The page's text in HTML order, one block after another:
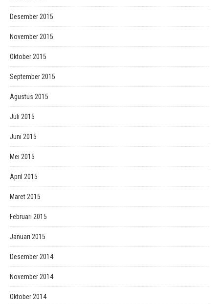
Desember 2015
November 2015
Oktober 2015
September 2015
Agustus 2015
Juli 2015
Juni 2015
Mei 2015
April 2015
Maret 2015
Februari 2015
Januari 2015
Desember 2014
November 2014
Oktober 2014